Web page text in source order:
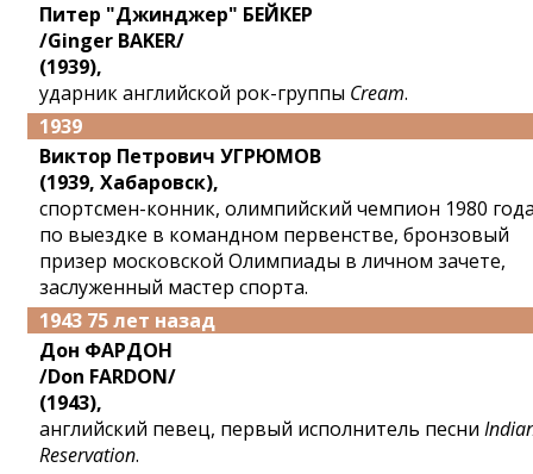
Питер "Джинджер" БЕЙКЕР
/Ginger BAKER/
(1939),
ударник английской рок-группы Cream.
1939
Виктор Петрович УГРЮМОВ
(1939, Хабаровск),
спортсмен-конник, олимпийский чемпион 1980
по выездке в командном первенстве, бронзовый
призер московской Олимпиады в личном зачете,
заслуженный мастер спорта.
1943 75 лет назад
Дон ФАРДОН
/Don FARDON/
(1943),
английский певец, первый исполнитель песни
Reservation.